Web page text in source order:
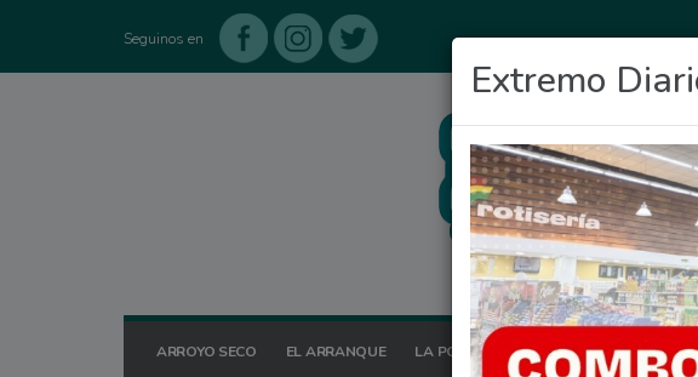
Seguinos en
ARROYO SECO EL ARRANQUE LA POSTA HOY OCIO DEPORTES
Extremo